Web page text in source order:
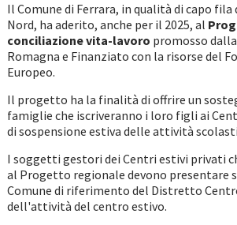
Il Comune di Ferrara, in qualità di capo
Nord, ha aderito, anche per il 2025, al
conciliazione vita-lavoro promosso
Romagna e Finanziato con la risorse del
Europeo.
Il progetto ha la finalità di offrire un
famiglie che iscriveranno i loro figli ai
di sospensione estiva delle attività
I soggetti gestori dei Centri estivi privati
al Progetto regionale devono presentare
Comune di riferimento del Distretto
dell'attività del centro estivo.